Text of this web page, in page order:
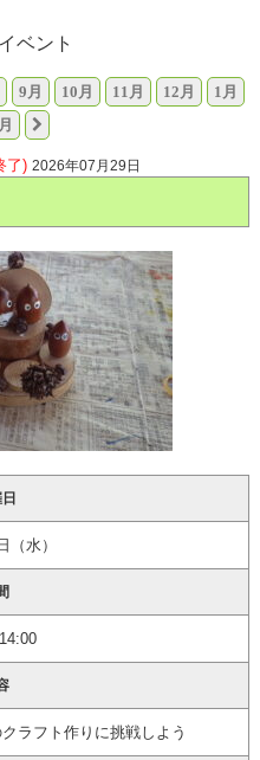
ベント
9月 10月 11月 12月 1月
了) 2026年07月29日
（水）
ラフト作りに挑戦しよう